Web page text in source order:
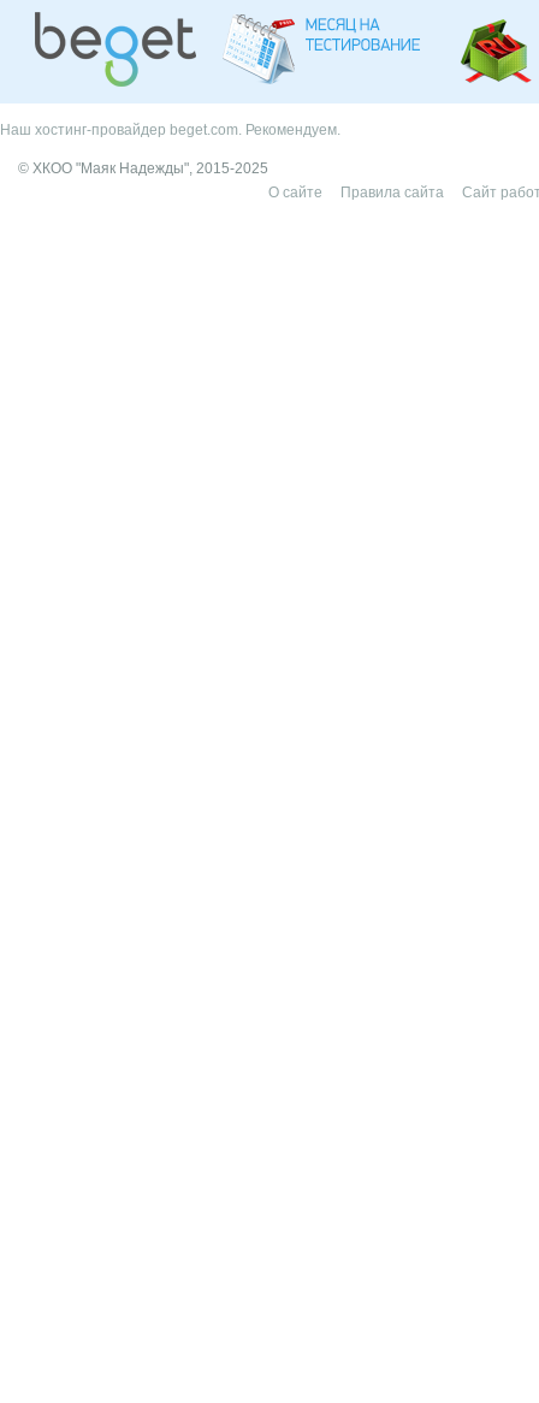
Наш хостинг-провайдер beget.com. Рекомендуем.
© ХКОО "Маяк Надежды", 2015-2025
О сайте
Правила сайта Сайт